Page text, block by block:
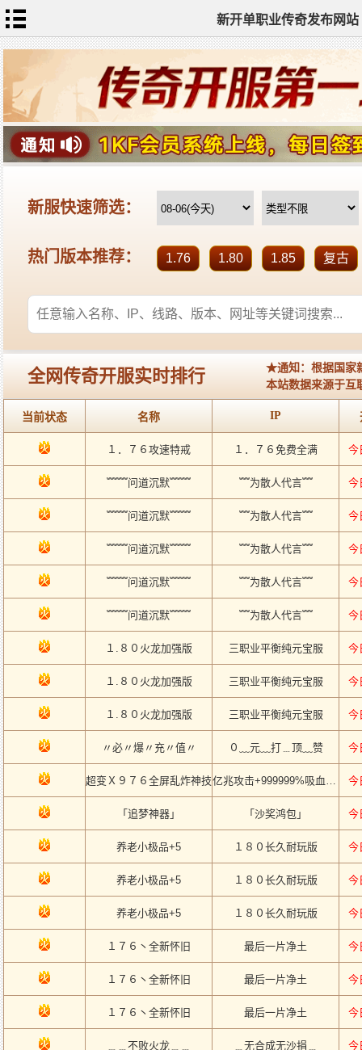
新开单职业传奇发布网站
网
站
首
页
单
职
业
传
奇
迷
失
传
奇
神
器
单
职
业
打
金
传
奇
sf
新
开
单
职
业
传
奇
全
站
标
签